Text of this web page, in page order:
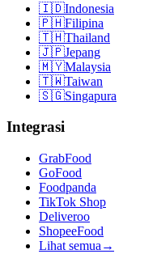
🇮🇩Indonesia
🇵🇭Filipina
🇹🇭Thailand
🇯🇵Jepang
🇲🇾Malaysia
🇹🇼Taiwan
🇸🇬Singapura
Integrasi
GrabFood
GoFood
Foodpanda
TikTok Shop
Deliveroo
ShopeeFood
Lihat semua →